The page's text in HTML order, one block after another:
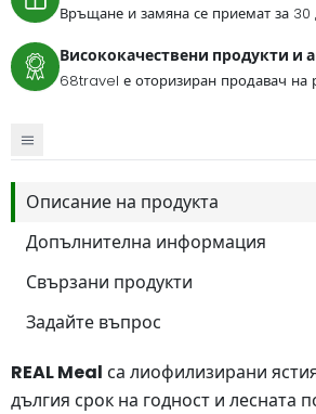
Връщане и замяна се приемат за 30
Висококачествени продукти и
68travel е оторизиран продавач на
Описание на продукта
Допълнителна информация
Свързани продукти
Задайте въпрос
REAL Meal са лиофилизирани
дългия срок на годност и лесната